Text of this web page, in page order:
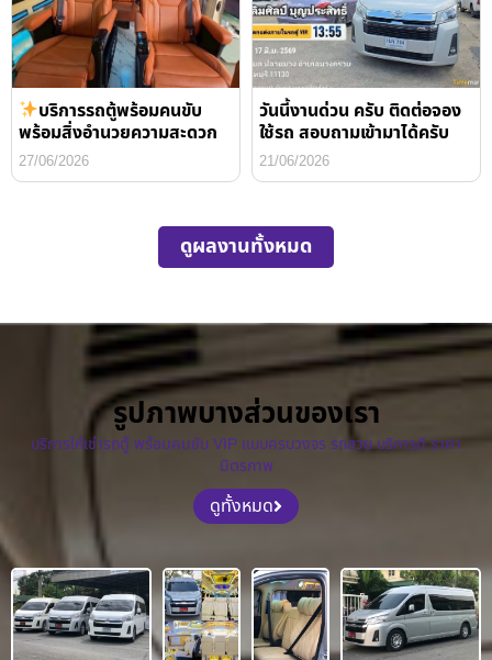
บริการรถตู้พร้อมคนขับ
พร้อมสิ่งอำนวยความสะดวก
27/06/2026
วันนี้งานด่วน ครับ ติดต่อจอง
ใช้รถ สอบถามเข้ามาได้ครับ
21/06/2026
ดูผลงานทั้งหมด
รูปภาพบางส่วนของเรา
บริการให้เช่ารถตู้ พร้อมคนขับ VIP แบบครบวงจร รถสวย บริการดี ราคา
มิตรภาพ
ดูทั้งหมด